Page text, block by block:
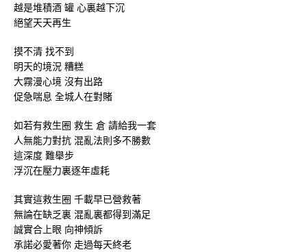
越是堆積酒 罐 心裏越下沉
絕望天天再生
摸不清 找不到
明天的境況 糟糕
大霧漫心境 沒有出路
促急喘息 全城人在對賭
如若有救生圈 救生 倉 請給我一套
人無能力對抗 混亂法則多不勝數
這深度 難舉步
浮沉在壓力裏逐年虛耗
其實這救生圈 千載早已營救著
無論在缺乏裏 混亂裏都得到滿足
誠實合上眼 向神傾訴
承諾必愛著你 走過每天終老